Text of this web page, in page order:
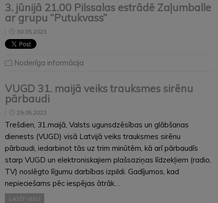
3. jūnijā 21.00 Pilssalas estrādē Zaļumballe
ar grupu “Putukvass”
30.05.2023
Noderīga informācija
VUGD 31. maijā veiks trauksmes sirēnu
pārbaudi
29.05.2023
Trešdien, 31.maijā, Valsts ugunsdzēsības un glābšanas
dienests (VUGD) visā Latvijā veiks trauksmes sirēnu
pārbaudi, iedarbinot tās uz trim minūtēm, kā arī pārbaudīs
starp VUGD un elektroniskajiem plašsaziņas līdzekļiem (radio,
TV) noslēgto līgumu darbības izpildi. Gadījumos, kad
nepieciešams pēc iespējas ātrāk…
LASĪT VISU